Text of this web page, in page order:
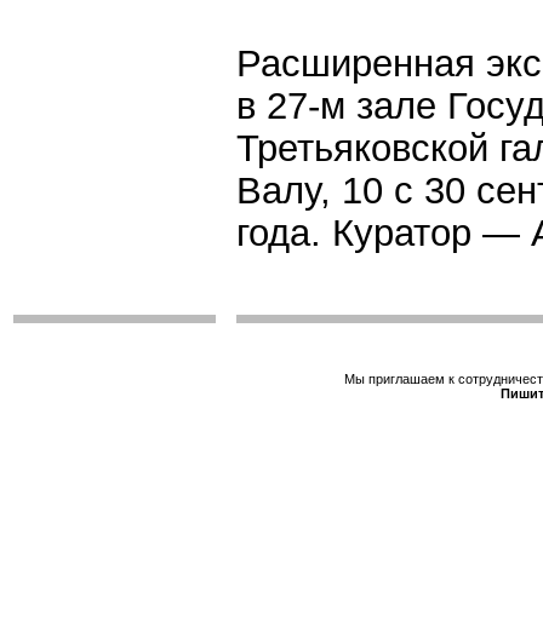
Расширенная
в 27-м зале
Третьяковской
Валу, 10 с 30
года. Куратор —
Мы приглашаем к